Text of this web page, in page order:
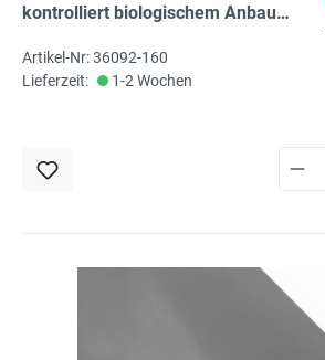
kontrolliert biologischem Anbau
breit
Artikel-Nr: 36092-160
Lieferzeit:
1-2 Wochen